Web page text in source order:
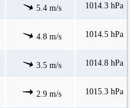
5.4 m/s 1014.3 hPa
4.8 m/s 1014.5 hPa
3.5 m/s 1014.8 hPa
2.9 m/s 1015.3 hPa